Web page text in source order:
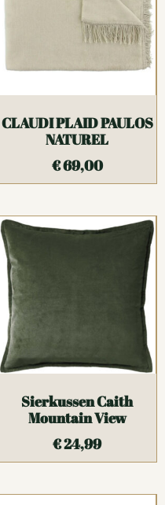
CLAUDI PLAID PAULOS
NATUREL
€69,00
Sierkussen Caith
Mountain View
€24,99